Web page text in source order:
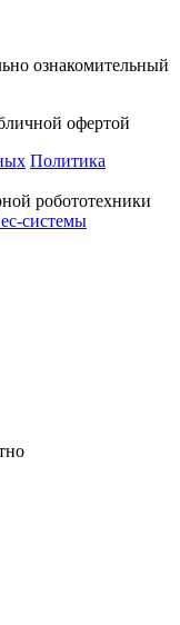
ознакомительный
офертой
Политика
робототехники
системы